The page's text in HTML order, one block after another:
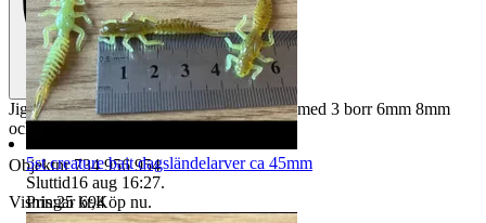
Jig för att borra pocket holes, i aluminium med 3 borr 6mm 8mm
och 10mm enligt bild, använd en gång
Objektnr 734 956 954
Visningar 694
5st creature bait dagsländelarver ca 45mm
Sluttid16 aug 16:27.
Pris:25 kr,Köp nu.